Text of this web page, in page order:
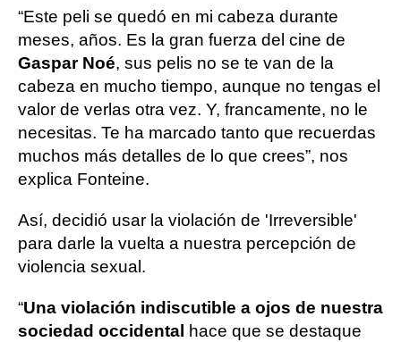
“Este peli se quedó en mi cabeza durante
meses, años. Es la gran fuerza del cine de
Gaspar Noé, sus pelis no se te van de la
cabeza en mucho tiempo, aunque no tengas el
valor de verlas otra vez. Y, francamente, no le
necesitas. Te ha marcado tanto que recuerdas
muchos más detalles de lo que crees”, nos
explica Fonteine.
Así, decidió usar la violación de 'Irreversible'
para darle la vuelta a nuestra percepción de
violencia sexual.
“Una violación indiscutible a ojos de nuestra
sociedad occidental
hace que se destaque